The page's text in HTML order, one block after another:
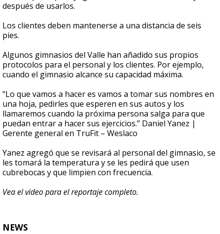
después de usarlos.
Los clientes deben mantenerse a una distancia de seis
pies.
Algunos gimnasios del Valle han añadido sus propios
protocolos para el personal y los clientes. Por ejemplo,
cuando el gimnasio alcance su capacidad máxima.
“Lo que vamos a hacer es vamos a tomar sus nombres en
una hoja, pedirles que esperen en sus autos y los
llamaremos cuando la próxima persona salga para que
puedan entrar a hacer sus ejercicios.” Daniel Yanez |
Gerente general en TruFit – Weslaco
Yanez agregó que se revisará al personal del gimnasio, se
les tomará la temperatura y se les pedirá que usen
cubrebocas y que limpien con frecuencia.
Vea el video para el reportaje completo.
NEWS